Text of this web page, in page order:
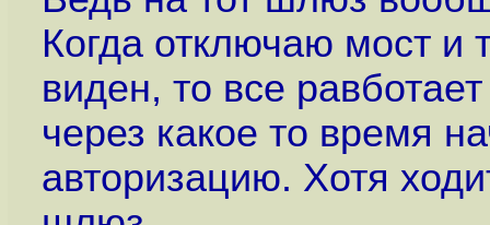
Когда отключаю мост и
виден, то все
через какое то время
авторизацию. Хотя